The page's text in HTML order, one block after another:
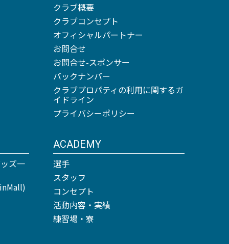
ズ一
ACADEMY
選手
スタッフ
コンセプト
活動内容・実績
練習場・寮
クラブ概要
クラブコンセプト
オフィシャルパートナー
お問合せ
お問合せ-スポンサー
バックナンバー
クラブプロパティの利用に関するガ
イドライン
プライバシーポリシー